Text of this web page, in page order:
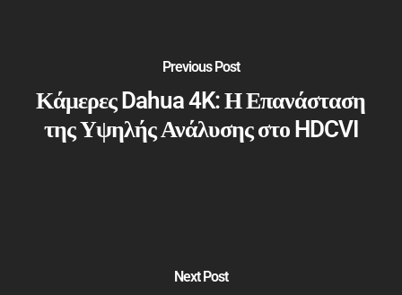
Previous Post
Κάμερες Dahua 4K: Η Επανάσταση
της Υψηλής Ανάλυσης στο HDCVI
Next Post